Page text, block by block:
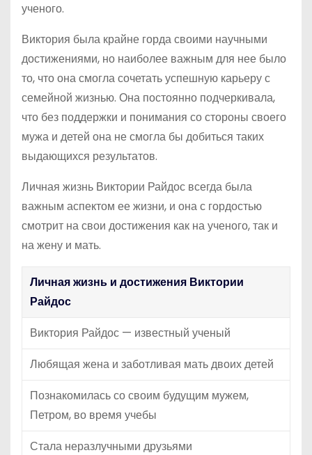
ученого.
Виктория была крайне горда своими научными
достижениями, но наиболее важным для нее было
то, что она смогла сочетать успешную карьеру с
семейной жизнью. Она постоянно подчеркивала,
что без поддержки и понимания со стороны своего
мужа и детей она не смогла бы добиться таких
выдающихся результатов.
Личная жизнь Виктории Райдос всегда была
важным аспектом ее жизни, и она с гордостью
смотрит на свои достижения как на ученого, так и
на жену и мать.
Личная жизнь и достижения Виктории
Райдос
Виктория Райдос — известный ученый
Любящая жена и заботливая мать двоих детей
Познакомилась со своим будущим мужем,
Петром, во время учебы
Стала неразлучными друзьями